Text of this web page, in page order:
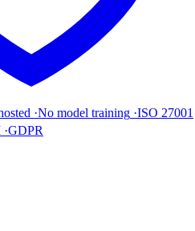
·No model training ·ISO 27001
·GDPR